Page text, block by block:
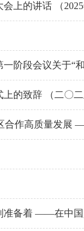
上的讲话 （
的致辞 （二〇